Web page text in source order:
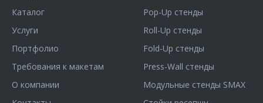
Каталог
Услуги
Портфолио
Требования к макетам
О компании
Pop-Up стенды
Roll-Up стенды
Fold-Up стенды
Press-Wall стенды
Модульные стенды SMAX